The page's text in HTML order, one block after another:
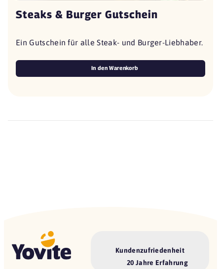
Steaks & Burger Gutschein
Ein Gutschein für alle Steak- und Burger-Liebhaber.
In den Warenkorb
Kundenzufriedenheit
20 Jahre Erfahrung